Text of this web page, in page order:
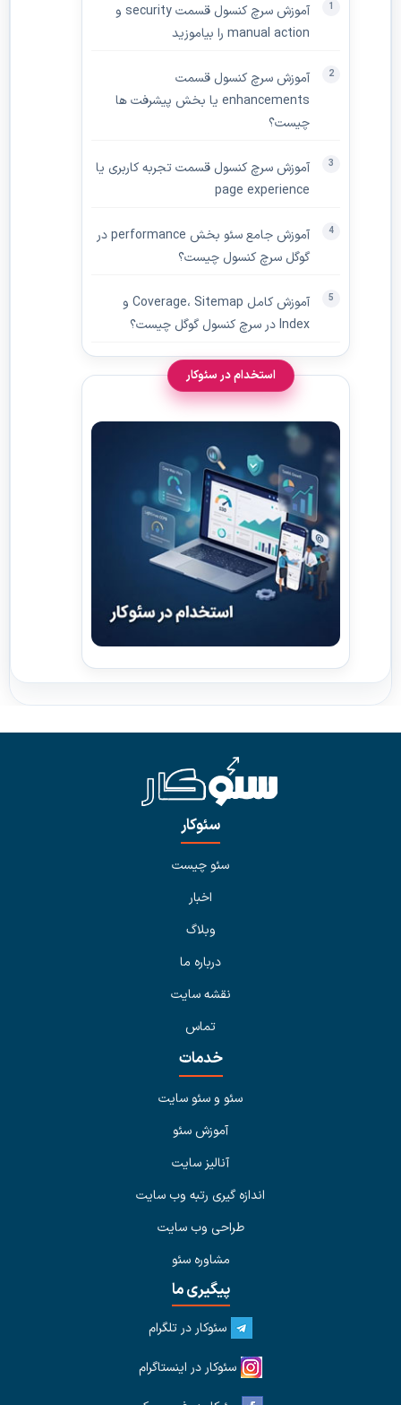
آموزش سرچ کنسول قسمت security و
manual action را بیاموزید
آموزش سرچ کنسول قسمت
enhancements یا بخش پیشرفت ها
چیست؟
آموزش سرچ کنسول قسمت تجربه کاربری یا
page experience
آموزش جامع سئو بخش performance در
گوگل سرچ کنسول چیست؟
آموزش کامل Coverage، Sitemap و
Index در سرچ کنسول گوگل چیست؟
استخدام در سئوکار
سئوکار
سئو چیست
اخبار
وبلاگ
درباره ما
نقشه سایت
تماس
خدمات
سئو و سئو سایت
آموزش سئو
آنالیز سایت
اندازه گیری رتبه وب سایت
طراحی وب سایت
مشاوره سئو
پیگیری ما
سئوکار در تلگرام
سئوکار در اینستاگرام